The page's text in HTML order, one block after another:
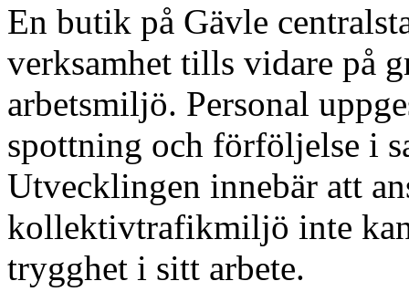
En butik på Gävle
verksamhet tills vidare på
arbetsmiljö. Personal
spottning och förföljelse i
Utvecklingen innebär att
kollektivtrafikmiljö inte kan
trygghet i sitt arbete.